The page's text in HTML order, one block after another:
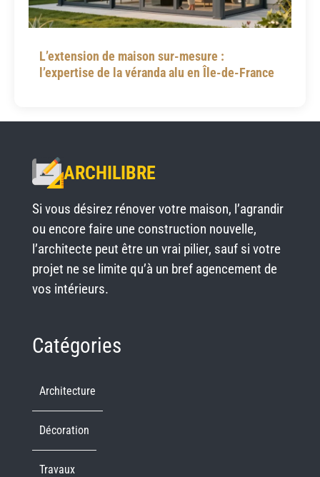
L’extension de maison sur-mesure :
l’expertise de la véranda alu en Île-de-France
ARCHILIBRE
Si vous désirez rénover votre maison, l’agrandir
ou encore faire une construction nouvelle,
l’architecte peut être un vrai pilier, sauf si votre
projet ne se limite qu’à un bref agencement de
vos intérieurs.
Catégories
Architecture
Décoration
Travaux